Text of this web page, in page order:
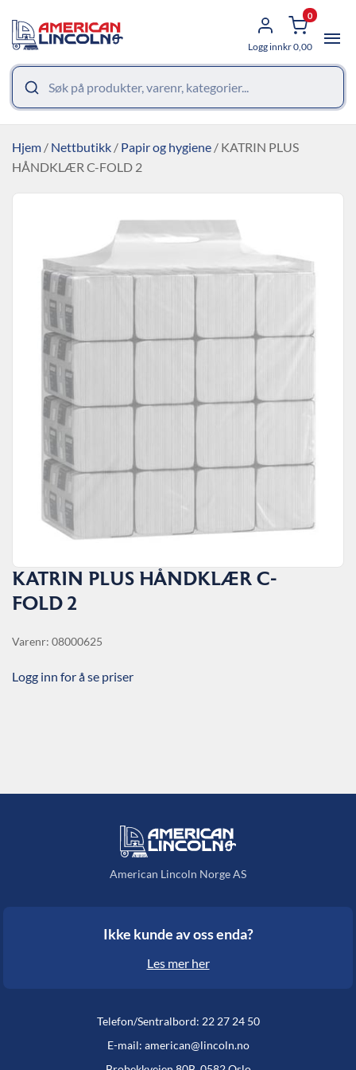
Logg inn
0
kr0,00
Hjem / Nettbutikk / Papir og hygiene / KATRIN PLUS
HÅNDKLÆR C-FOLD 2
KATRIN PLUS HÅNDKLÆR C-
FOLD 2
Varenr: 08000625
Logg inn for å se priser
American Lincoln Norge AS
Ikke kunde av oss enda?
Les mer her
Telefon/Sentralbord: 22 27 24 50
E-mail: american@lincoln.no